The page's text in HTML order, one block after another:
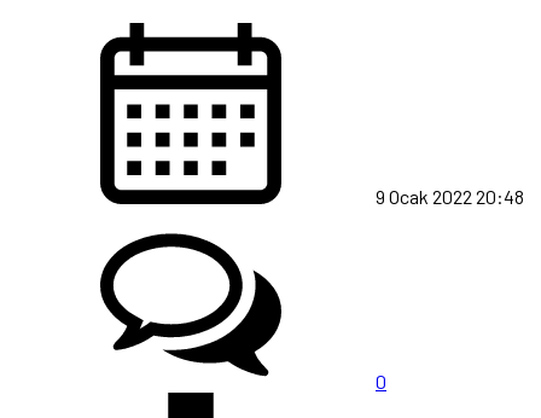
9 Ocak 2022 20:48
0